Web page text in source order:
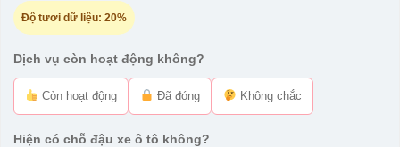
Độ tươi dữ liệu: 20%
Dịch vụ còn hoạt động không?
Còn hoạt động Đã đóng Không chắc
Hiện có chỗ đậu xe ô tô không?